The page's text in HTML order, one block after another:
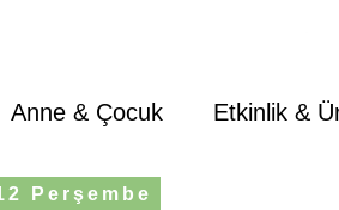
Anne & Çocuk Etkinlik &
Perşembe